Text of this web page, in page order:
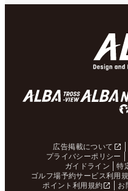
広告掲載について
プライバシーポリシー
ガイドライン
特
ゴルフ場予約サービス利用
ポイント利用規約
お